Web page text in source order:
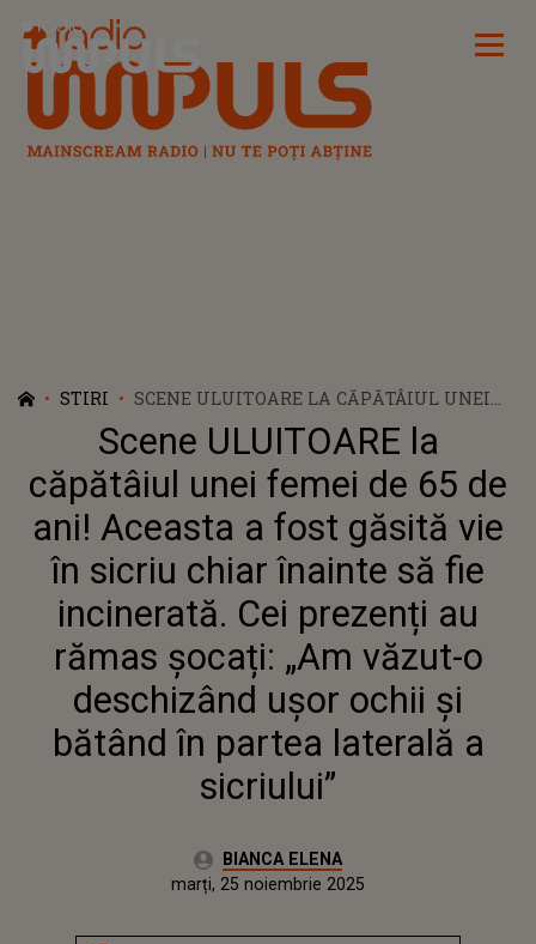
Radio Impuls
STIRI
SCENE ULUITOARE LA CĂPĂTÂIUL UNEI
FEMEI DE 65 DE ANI! ACEASTA A FOST
GĂSITĂ VIE ÎN SICRIU CHIAR ÎNAINTE SĂ
FIE INCINERATĂ. CEI PREZENȚI AU RĂMAS
ȘOCAȚI: „AM VĂZUT-O DESCHIZÂND UȘOR
OCHII ȘI BĂTÂND ÎN PARTEA LATERALĂ A
Scene ULUITOARE la
căpătâiul unei femei de 65 de
ani! Aceasta a fost găsită vie
în sicriu chiar înainte să fie
incinerată. Cei prezenți au
rămas șocați: „Am văzut-o
deschizând ușor ochii și
bătând în partea laterală a
sicriului”
Autor:BIANCA ELENA
marți, 25 noiembrie 2025Actualizat:
marți, 25 noiembrie 2025